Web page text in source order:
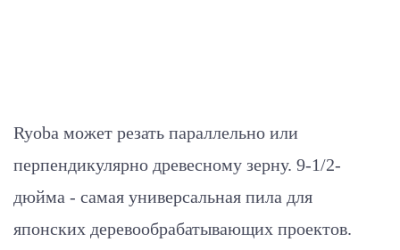
Ryoba может резать параллельно или
перпендикулярно древесному зерну. 9-1/2-
дюйма - самая универсальная пила для
японских деревообрабатывающих проектов.